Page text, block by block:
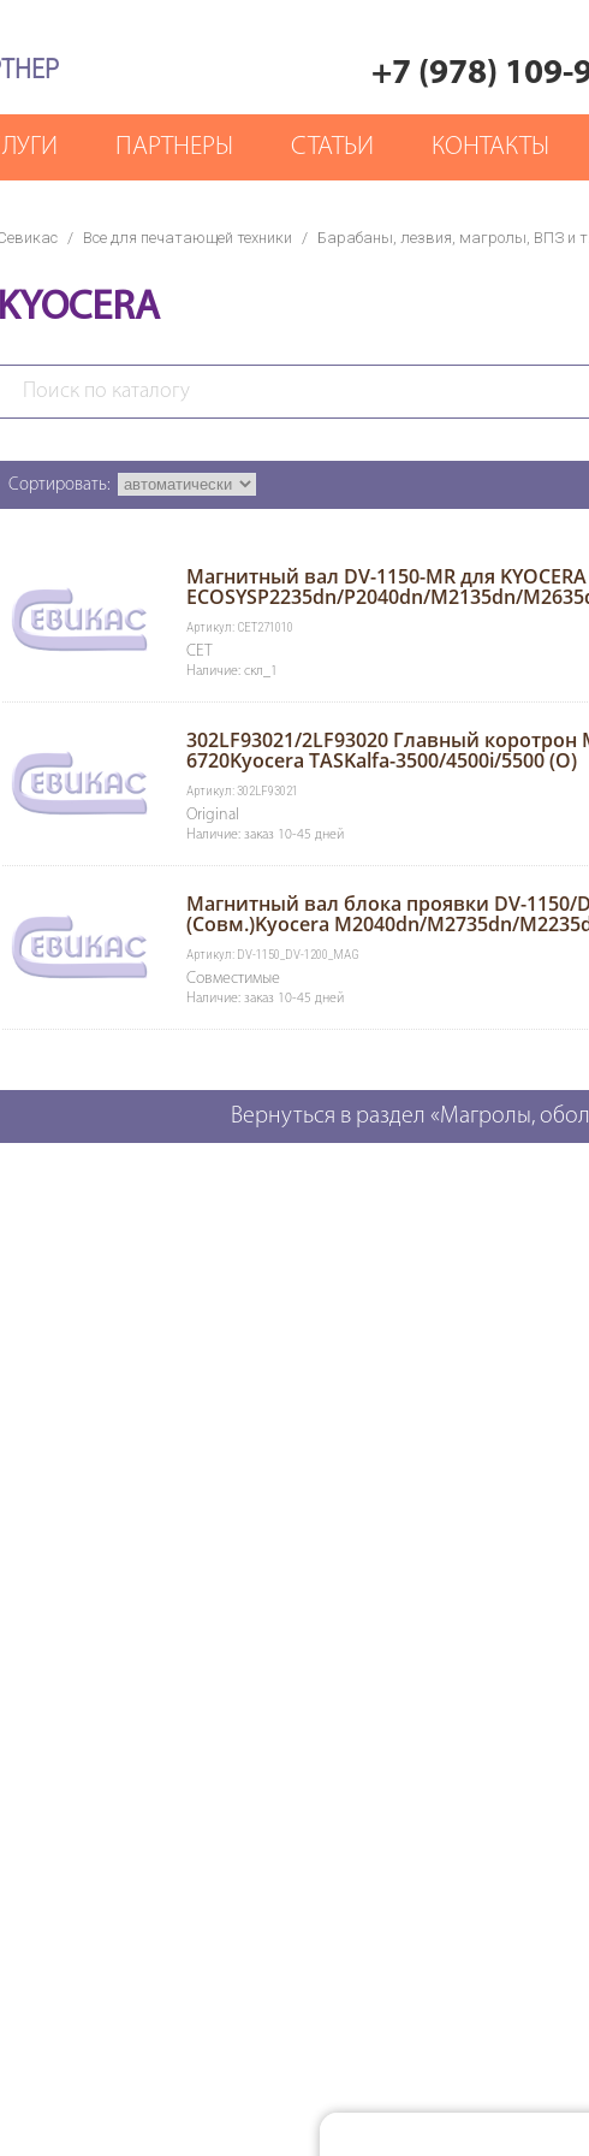
+7 (978) 109-
ПАРТНЕРЫ СТАТЬИ КОНТАКТЫ
/ Все для печатающей техники / Барабаны, лезвия, магролы, ВПЗ и
KYOCERA
Сортировать:
Магнитный вал DV-1150-MR для KYOCERA
ECOSYSP2235dn/P2040dn/M2135dn/
Артикул: CET271010
CET
Наличие: скл_1
302LF93021/2LF93020 Главный коротрон
6720Kyocera TASKalfa-3500/4500i/5500 (O)
Артикул: 302LF93021
Original
Наличие: заказ 10-45 дней
Магнитный вал блока проявки DV-1150/
(Совм.)Kyocera M2040dn/M2735dn/
Артикул: DV-1150_DV-1200_MAG
Совместимые
Наличие: заказ 10-45 дней
Вернуться в раздел «Магролы,